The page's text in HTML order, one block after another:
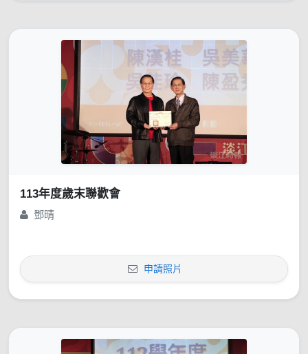
113年度歲末聯歡會
鄧晴
申請照片